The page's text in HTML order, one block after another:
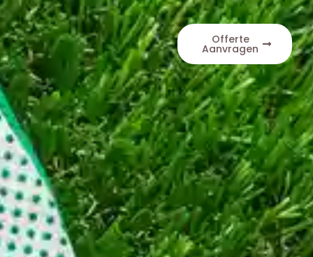
Offerte
Aanvragen